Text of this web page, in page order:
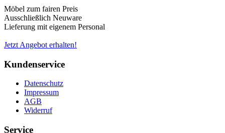
Möbel zum fairen Preis
Ausschließlich Neuware
Lieferung mit eigenem Personal
Jetzt Angebot erhalten!
Kundenservice
Datenschutz
Impressum
AGB
Widerruf
Service